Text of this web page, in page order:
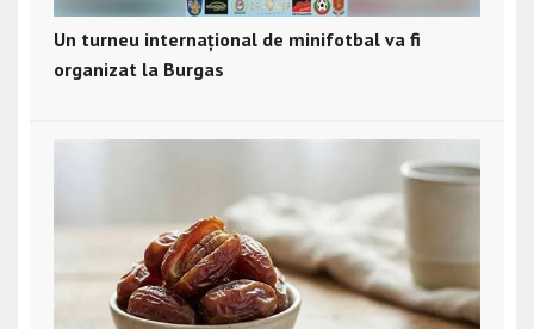
Un turneu internațional de minifotbal va fi
organizat la Burgas